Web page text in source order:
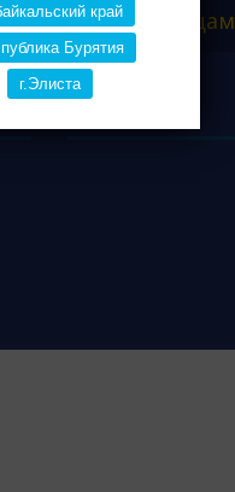
край
Бурятия
г.Элиста
Физическим лицам